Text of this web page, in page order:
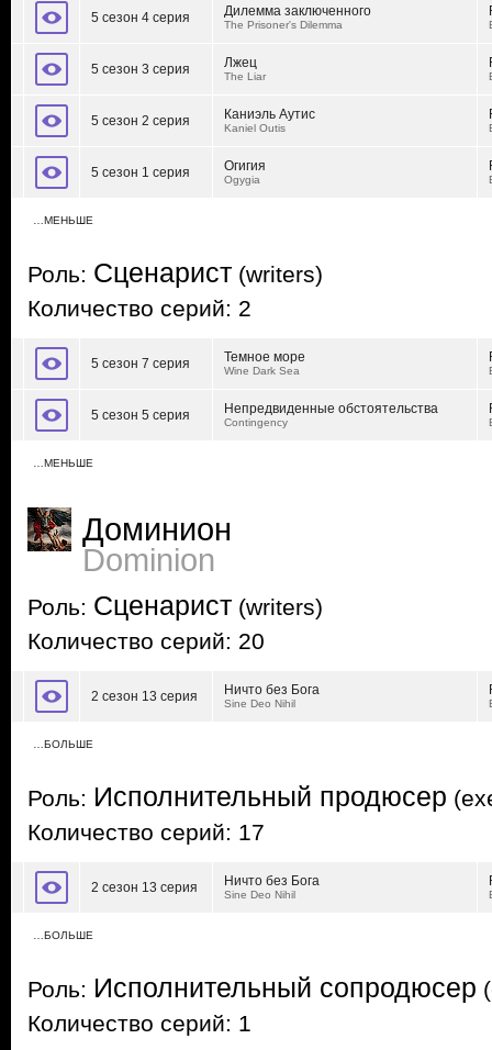
5 сезон 4 серия Дилемма заключенного
The Prisoner's Dilemma
5 сезон 3 серия Лжец
The Liar
5 сезон 2 серия Каниэль Аутис
Kaniel Outis
5 сезон 1 серия Огигия
Ogygia
…МЕНЬШЕ
Роль: Сценарист (writers)
Количество серий: 2
5 сезон 7 серия Темное море
Wine Dark Sea
5 сезон 5 серия Непредвиденные обстоятельства
Contingency
…МЕНЬШЕ
Доминион
Dominion
Роль: Сценарист (writers)
Количество серий: 20
2 сезон 13 серия Ничто без Бога
Sine Deo Nihil
…БОЛЬШЕ
Роль: Исполнительный продюсер
Количество серий: 17
2 сезон 13 серия Ничто без Бога
Sine Deo Nihil
…БОЛЬШЕ
Роль: Исполнительный сопродюсер
Количество серий: 1